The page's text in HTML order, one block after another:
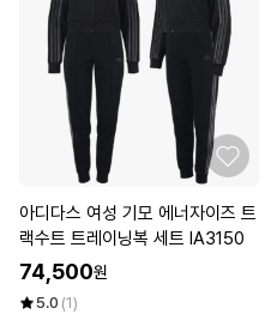
아디다스 여성 기모 에너자이즈 트
랙수트 트레이닝복 세트 IA3150
74,500원
5.0 (1)